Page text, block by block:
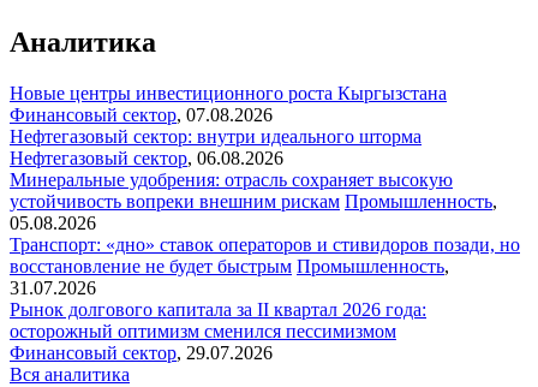
Аналитика
Новые центры инвестиционного роста Кыргызстана
Финансовый сектор, 07.08.2026
Нефтегазовый сектор: внутри идеального шторма
Нефтегазовый сектор, 06.08.2026
Минеральные удобрения: отрасль сохраняет высокую
устойчивость вопреки внешним рискам Промышленность,
05.08.2026
Транспорт: «дно» ставок операторов и стивидоров позади, но
восстановление не будет быстрым Промышленность,
31.07.2026
Рынок долгового капитала за II квартал 2026 года:
осторожный оптимизм сменился пессимизмом
Финансовый сектор, 29.07.2026
Вся аналитика